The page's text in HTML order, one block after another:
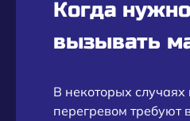
Когда нужно
вызывать
В некоторых
перегревом требуют